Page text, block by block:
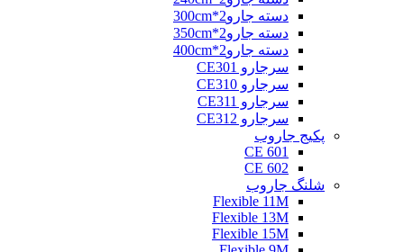
دسته جارو2*300cm
دسته جارو2*350cm
دسته جارو2*400cm
سرجارو CE301
سرجارو CE310
سرجارو CE311
سرجارو CE312
پکیج جاروب
CE 601
CE 602
شلنگ جاروب
Flexible 11M
Flexible 13M
Flexible 15M